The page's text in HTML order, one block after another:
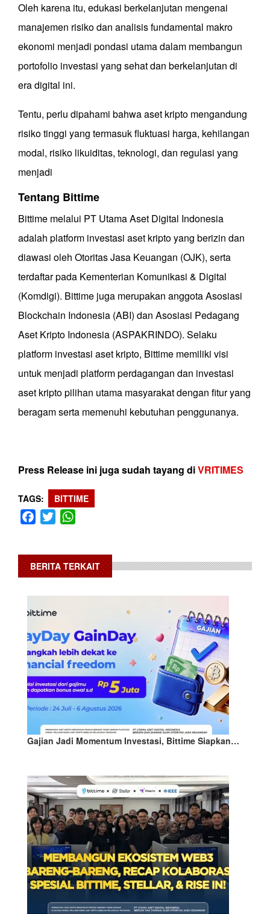
Oleh karena itu, edukasi berkelanjutan mengenai
manajemen risiko dan analisis fundamental makro
ekonomi menjadi pondasi utama dalam membangun
portofolio investasi yang sehat dan berkelanjutan di
era digital ini.
Tentu, perlu dipahami bahwa aset kripto mengandung
risiko tinggi yang termasuk fluktuasi harga, kehilangan
modal, risiko likuiditas, teknologi, dan regulasi yang
menjadi
Tentang Bittime
Bittime melalui PT Utama Aset Digital Indonesia
adalah platform investasi aset kripto yang berizin dan
diawasi oleh Otoritas Jasa Keuangan (OJK), serta
terdaftar pada Kementerian Komunikasi & Digital
(Komdigi). Bittime juga merupakan anggota Asosiasi
Blockchain Indonesia (ABI) dan Asosiasi Pedagang
Aset Kripto Indonesia (ASPAKRINDO). Selaku
platform investasi aset kripto, Bittime memiliki visi
untuk menjadi platform perdagangan dan investasi
aset kripto pilihan utama masyarakat dengan fitur yang
beragam serta memenuhi kebutuhan penggunanya.
Press Release ini juga sudah tayang diVRITIMES
TAGS BITTIME
Facebook
Twitter
BERITA TERKAIT
Gajian Jadi Momentum Investasi, Bittime Siapkan…